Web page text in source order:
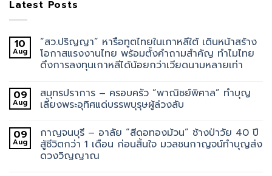
Latest Posts
10
Aug
“สว.ปริญญา” หารือทูตไทยในเกาหลีใต้ เดินหน้าสร้าง
โอกาสแรงงานไทย พร้อมตั้งคำถามสำคัญ ทำไมไทย
ดึงการลงทุนเกาหลีได้น้อยกว่าเวียดนามหลายเท่า
09
Aug
สมุทรปราการ – ครอบครัว “พาณิชย์พิศาล” ทำบุญ
เลี้ยงพระอุทิศแด่บรรพบุรุษผู้ล่วงลับ
09
Aug
กาญจนบุรี – อาลัย “สีดอทองม้วน” ช้างป่าวัย 40 ปี
สู้ชีวิตกว่า 1 เดือน ก่อนสิ้นใจ มวลชนกาญจน์ทำบุญส่ง
ดวงวิญญาณ